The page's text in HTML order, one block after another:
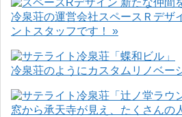
冷泉荘の運営会社スペースＲデザ
ントスタッフです！ »
冷泉荘のようにカスタムリノベー
窓から承天寺が見え、たくさんの